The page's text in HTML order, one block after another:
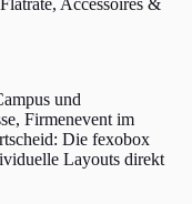
und
Firmenevent im
Die fexobox
Layouts direkt